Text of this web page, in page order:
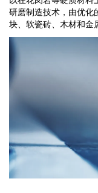
研磨制造技术，由优化
块、软瓷砖、木材和金